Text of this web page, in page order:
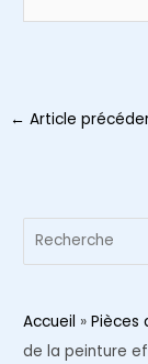
Navigation
← Article
Accueil » Pièces
de la peinture